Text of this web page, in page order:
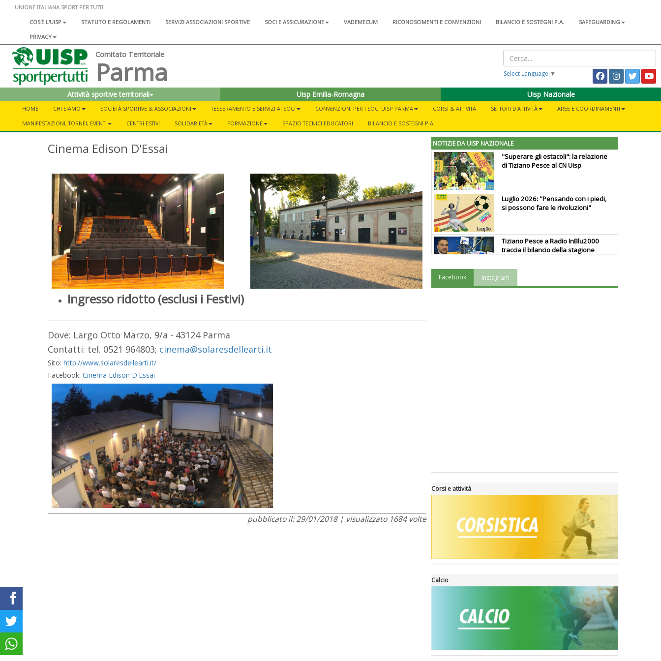
UNIONE ITALIANA SPORT PER TUTTI
COS'È L'UISP
STATUTO E REGOLAMENTI SERVIZI ASSOCIAZIONI SPORTIVE SOCI E ASSICURAZIONE VADEMECUM RICONOSCIMENTI E CONVENZIONI BILANCIO E SOSTEGNI P.A.
SAFEGUARDING
PRIVACY
Comitato Territoriale
Parma Select Language ▼
Attività sportive territoriali Uisp Emilia-Romagna Uisp Nazionale
HOME CHI SIAMO SOCIETÀ SPORTIVE & ASSOCIAZIONI TESSERAMENTO E SERVIZI AI SOCI CONVENZIONI PER I SOCI UISP PARMA CORSI & ATTIVITÀ SETTORI D'ATTIVITÀ
AREE E COORDINAMENTI
MANIFESTAZIONI, TORNEI, EVENTI
CENTRI ESTIVI SOLIDARIETÀ FORMAZIONE SPAZIO TECNICI EDUCATORI BILANCIO E SOSTEGNI P.A.
Cinema Edison D'Essai
Ingresso ridotto (esclusi i Festivi)
Dove: Largo Otto Marzo, 9/a - 43124 Parma
Contatti: tel. 0521 964803; cinema@solaresdellearti.it
Sito: http://www.solaresdellearti.it/
Facebook: Cinema Edison D'Essai
pubblicato il: 29/01/2018 | visualizzato 1684 volte
NOTIZIE DA UISP NAZIONALE
"Superare gli ostacoli": la relazione
di Tiziano Pesce al CN Uisp
Luglio 2026: "Pensando con i piedi,
si possono fare le rivoluzioni"
Tiziano Pesce a Radio InBlu2000
traccia il bilancio della stagione
Facebook Instagram
Corsi e attività
Calcio